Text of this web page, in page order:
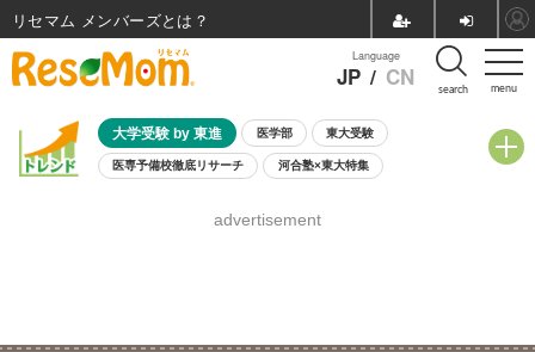
menu
Language
JP / CN search
大学受験 by 東進 医学部 東大受験
医専予備校徹底リサーチ 河合塾×東大特集
8月開催学校説明会・相談会
advertisement
リセマム メンバーズ